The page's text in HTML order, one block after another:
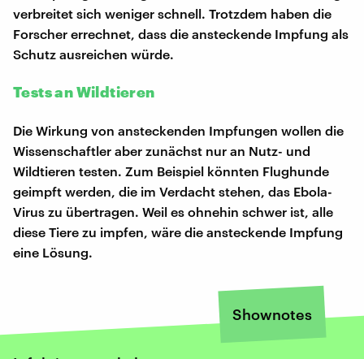
verbreitet sich weniger schnell. Trotzdem haben die
Forscher errechnet, dass die ansteckende Impfung als
Schutz ausreichen würde.
Tests an Wildtieren
Die Wirkung von ansteckenden Impfungen wollen die
Wissenschaftler aber zunächst nur an Nutz- und
Wildtieren testen. Zum Beispiel könnten Flughunde
geimpft werden, die im Verdacht stehen, das Ebola-
Virus zu übertragen. Weil es ohnehin schwer ist, alle
diese Tiere zu impfen, wäre die ansteckende Impfung
eine Lösung.
Shownotes